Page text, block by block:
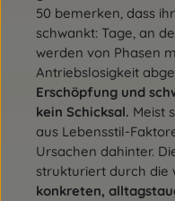
50 bemerken, dass
schwankt: Tage, an
werden von Phasen
Antriebslosigkeit
Erschöpfung und
kein Schicksal. Meist
aus Lebensstil-
Ursachen dahinter.
strukturiert durch die
konkreten,